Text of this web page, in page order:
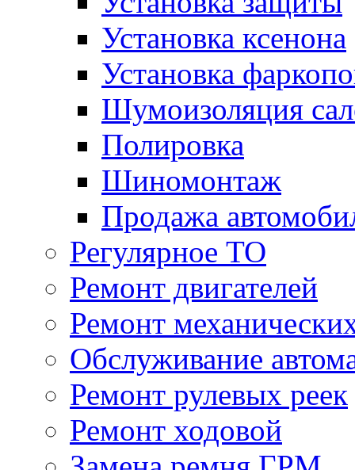
Установка ксенона
Установка
Шумоизоляция
Полировка
Шиномонтаж
Продажа
Регулярное ТО
Ремонт двигателей
Ремонт
Обслуживание
Ремонт рулевых реек
Ремонт ходовой